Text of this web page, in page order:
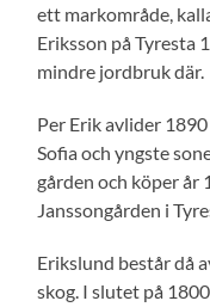
ett markområde,
Eriksson på Tyresta
mindre jordbruk där.
Per Erik avlider
Sofia och yngste
gården och köper år
Janssongården i
Erikslund består då
skog. I slutet på